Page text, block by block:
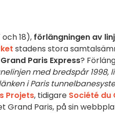
och 18), förlängningen av
stadens stora
Grand Paris Express?
med bredspår 1998,
i Paris
Projets, tidigare Société du
Paris, på sin